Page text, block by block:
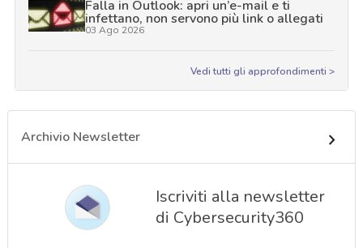
Falla in Outlook: apri un’e-mail e ti
infettano, non servono più link o allegati
03 Ago 2026
Vedi tutti gli approfondimenti >
Archivio Newsletter
Iscriviti alla newsletter
di Cybersecurity360